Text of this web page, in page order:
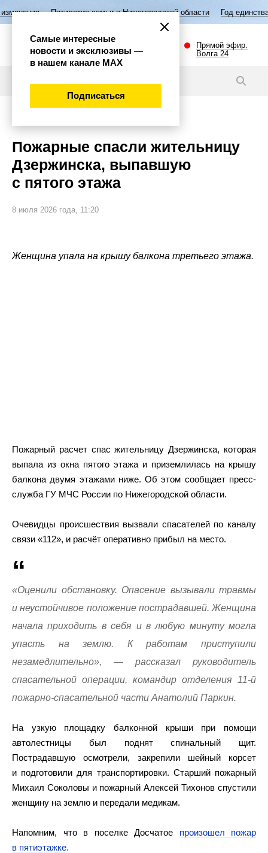
семьи в Нижегородской области Год единства народов России
Прямой эфир.
Волга 24
Пожарные спасли жительницу
Дзержинска, выпавшую
с пятого этажа
8 июля 2026 года, 11:20
Женщина упала на крышу балкона третьего этажа.
Пожарный расчет спас жительницу Дзержинска, которая
выпала из окна пятого этажа и приземлилась на крышу
балкона двумя этажами ниже. Об этом сообщает пресс-
служба ГУ МЧС России по Нижегородской области.
Очевидцы происшествия вызвали спасателей по каналу
связи «112», и расчёт оперативно прибыл на место.
«Оценили обстановку. Опасение вызывали травмы
и неустойчивое положение пострадавшей. Женщина
начала приходить в себя и в любую минуту могла
упасть на землю. К работам приступили
незамедлительно», — рассказал руководитель
спасательной операции, командир отделения 11-й
пожарно-спасательной части Анатолий Паркин.
На узкую площадку балконной крыши при помощи
автолестницы был поднят спинальный щит.
Пострадавшую осмотрели, закрепили шейный корсет
и подготовили для транспортировки. Старший пожарный
Михаил Соколовы и пожарный Алексей Тихонов спустили
женщину на землю и передали медикам.
Напомним, что в поселке Досчатое произошел пожар
в пятиэтажке.
Самые интересные
новости и эксклюзивы —
в нашем канале МАХ
Подписаться